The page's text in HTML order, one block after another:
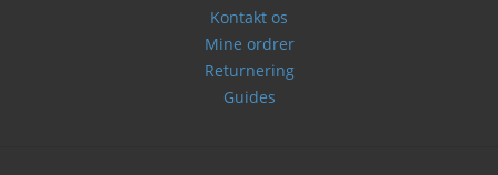
Kontakt os
Mine ordrer
Returnering
Guides